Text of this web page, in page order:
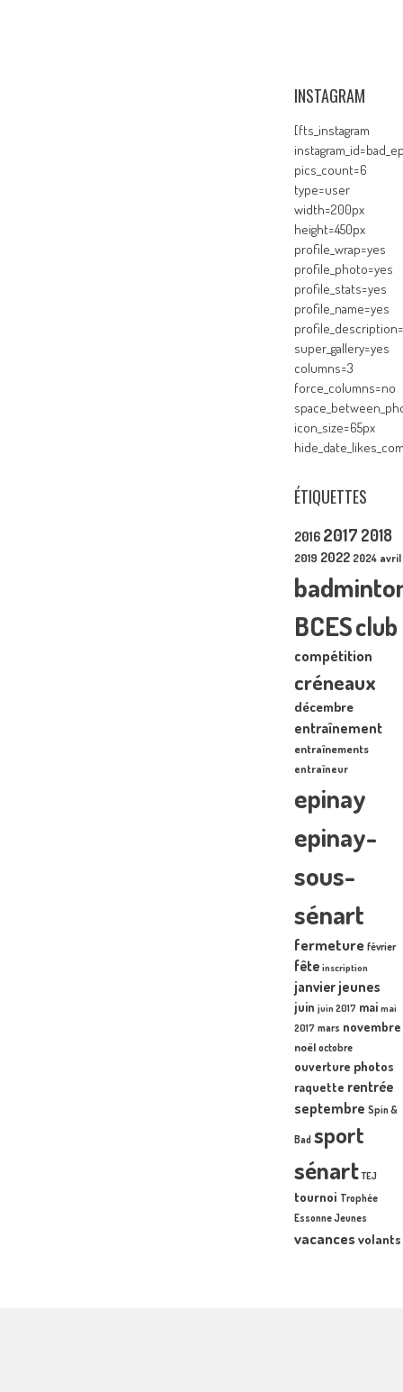
INSTAGRAM
[fts_instagram
pics_count=6
type=user
width=200px
height=450px
profile_wrap=yes
profile_photo=yes
profile_stats=yes
profile_name=yes
super_gallery=yes
columns=3
force_columns=no
icon_size=65px
ÉTIQUETTES
2016 2017 2018
2019 2022 2024 avril
BCESclub
compétition
créneaux
décembre
entraînement
entraînements
entraîneur
epinay
epinay-
sous-
sénart
fermeture février
fête inscription
janvier jeunes
juin juin 2017 mai mai
2017 mars novembre
noël octobre
ouverture photos
raquette rentrée
septembre Spin &
Bad sport
sénart TEJ
tournoi Trophée
Essonne Jeunes
vacancesvolants